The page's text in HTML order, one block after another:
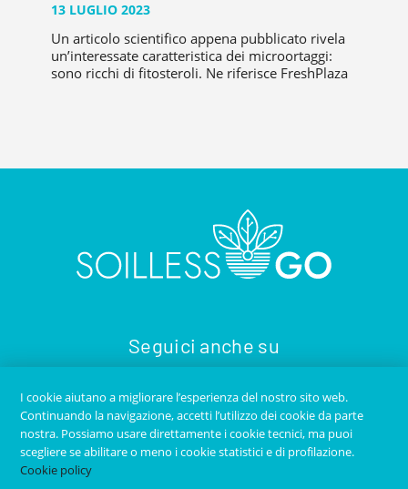
13 LUGLIO 2023
Un articolo scientifico appena pubblicato rivela
un’interessate caratteristica dei microortaggi:
sono ricchi di fitosteroli. Ne riferisce FreshPlaza
Seguici anche su
I cookie aiutano a migliorare l’esperienza del nostro sito web.
Continuando la navigazione, accetti l’utilizzo dei cookie da parte
nostra. Possiamo usare direttamente i cookie tecnici, ma puoi
scegliere se abilitare o meno i cookie statistici e di profilazione.
Cookie policy